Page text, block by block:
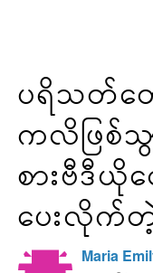
ပရိသတ်
ကလိဖြစ်သွ
စားဗီဒီယို
ပေးလိုက်
Maria